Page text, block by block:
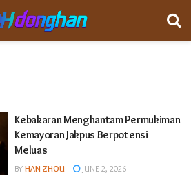
Kebakaran Menghantam Permukiman
Kemayoran Jakpus Berpotensi
Meluas
BY HAN ZHOU JUNE 2, 2026